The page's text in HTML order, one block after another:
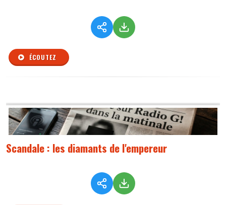
ÉCOUTEZ
Scandale : les diamants de l'empereur